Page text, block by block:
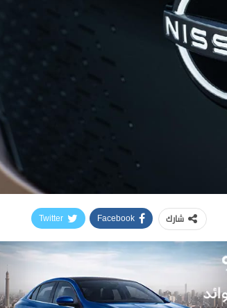
شارك Facebook
Twitter